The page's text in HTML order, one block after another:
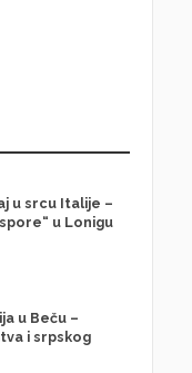
u srcu Italije –
u Lonigu
u Beču –
i srpskog